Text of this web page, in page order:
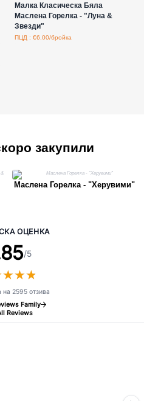
Малка Класическа Бяла
Маслена Горелка - "Луна &
Звезди"
ПЦД : €6.00/бройка
закупили
Маслена Горелка - "Херувими"
ОЦЕНКА
/5
★★★
★★★
на 2595 отзива
Family
Reviews